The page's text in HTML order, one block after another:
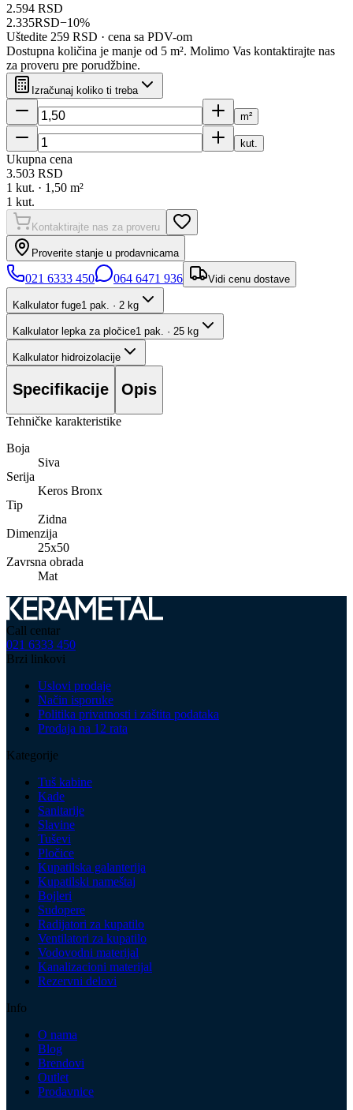
2.594 RSD
2.335RSD−10%
Uštedite 259 RSD · cena sa PDV-om
Dostupna količina je manje od 5 m². Molimo Vas kontaktirajte nas
za proveru pre porudžbine.
Izračunaj koliko ti treba
m²
kut.
Ukupna cena
3.503 RSD
1 kut. · 1,50 m²
1 kut.
Kontaktirajte nas za proveru
Proverite stanje u prodavnicama
021 6333 450 064 6471 936 Vidi cenu dostave
Kalkulator fuge1 pak. · 2 kg
Kalkulator lepka za pločice1 pak. · 25 kg
Kalkulator hidroizolacije
Specifikacije Opis
Tehničke karakteristike
Boja
Siva
Serija
Keros Bronx
Tip
Zidna
Dimenzija
25x50
Zavrsna obrada
Mat
Call centar
021 6333 450
Brzi linkovi
Uslovi prodaje
Način isporuke
Politika privatnosti i zaštita podataka
Prodaja na 12 rata
Kategorije
Tuš kabine
Kade
Sanitarije
Slavine
Tuševi
Pločice
Kupatilska galanterija
Kupatilski nameštaj
Bojleri
Sudopere
Radijatori za kupatilo
Ventilatori za kupatilo
Vodovodni materijal
Kanalizacioni materijal
Rezervni delovi
Info
O nama
Blog
Brendovi
Outlet
Prodavnice